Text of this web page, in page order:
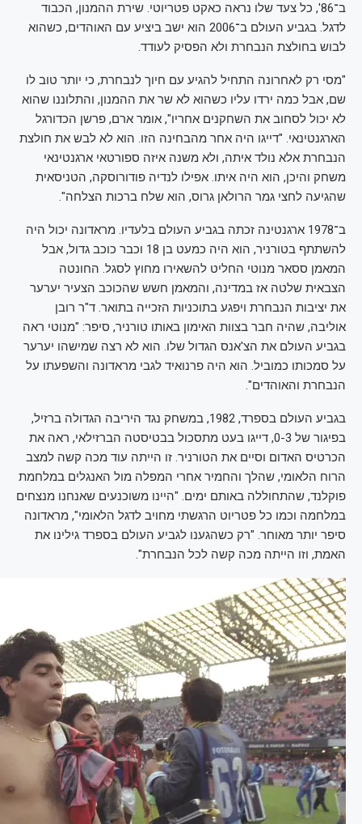
ב־86', כל צעד שלו נראה כאקט פטריוטי. שירת ההמנון, הכבוד
לדגל. בגביע העולם ב־2006 הוא ישב ביציע עם האוהדים, כשהוא
לבוש בחולצת הנבחרת ולא הפסיק לעודד.
"מסי רק לאחרונה התחיל להגיע עם חיוך לנבחרת, כי יותר טוב לו
שם, אבל כמה ירדו עליו כשהוא לא שר את ההמנון, והתלוננו שהוא
לא יכול לסחוב את השחקנים אחריו", אומר ארם, פרשן הכדורגל
הארגנטינאי. "דייגו היה אחר מהבחינה הזו. הוא לא לבש את חולצת
הנבחרת אלא נולד איתה, ולא משנה איזה ספורטאי ארגנטינאי
משחק והיכן, הוא היה איתו. אפילו לנדיה פודורוסקה, הטניסאית
שהגיעה לחצי גמר הרולאן גרוס, הוא שלח ברכות הצלחה".
ב־1978 ארגנטינה זכתה בגביע העולם בלעדיו. מראדונה יכול היה
להשתתף בטורניר, הוא היה כמעט בן 18 וכבר כוכב גדול, אבל
המאמן ססאר מנוטי החליט להשאירו מחוץ לסגל. החונטה
הצבאית שלטה אז במדינה, והמאמן חשש שהכוכב הצעיר יערער
את יציבות הנבחרת ויפגע בתוכניות הזכייה בתואר. ד"ר רובן
אוליבה, שהיה חבר בצוות האימון באותו טורניר, סיפר: "מנוטי ראה
בגביע העולם את הצ'אנס הגדול שלו. הוא לא רצה שמישהו יערער
על סמכותו כמוביל. הוא היה פרנואיד לגבי מראדונה והשפעתו על
הנבחרת והאוהדים".
בגביע העולם בספרד, 1982, במשחק נגד היריבה הגדולה ברזיל,
בפיגור של 0-3, דייגו בעט מתסכול בבטיסטה הברזילאי, ראה את
הכרטיס האדום וסיים את הטורניר. זו הייתה עוד מכה קשה למצב
הרוח הלאומי, שהלך והחמיר אחרי המפלה מול האנגלים במלחמת
פוקלנד, שהתחוללה באותם ימים. "היינו משוכנעים שאנחנו מנצחים
במלחמה וכמו כל פטריוט הרגשתי מחויב לדגל הלאומי", מראדונה
סיפר יותר מאוחר. "רק כשהגענו לגביע העולם בספרד גילינו את
האמת, וזו הייתה מכה קשה לכל הנבחרת".